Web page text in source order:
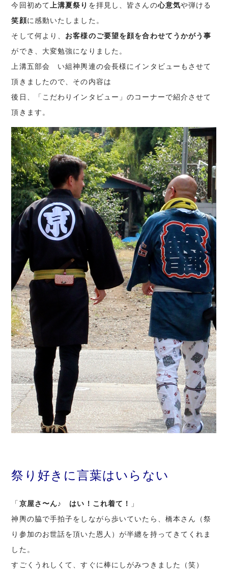
今回初めて 上溝夏祭り を拝見し、皆さんの心意気や弾ける
笑顔に感動いたしました。
そして何より、 お客様のご要望を顔を合わせてうかがう事
ができ、大変勉強になりました。
上溝五部会 い組神輿連の会長様にインタビューもさせて
頂きましたので、その内容は
後日、「こだわりインタビュー」のコーナーで紹介させて
頂きます。
祭り好きに言葉はいらない
「京屋さ〜ん♪ はい！これ着て！
」
神輿の脇で手拍子をしながら歩いていたら、橋本さん（祭
り参加のお世話を頂いた恩人）が半纏を持ってきてくれま
した。
すごくうれしくて、すぐに棒にしがみつきました（笑）